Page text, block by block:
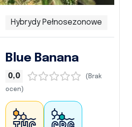
Hybrydy Pełnosezonowe
Blue Banana
0,0
(Brak
ocen)